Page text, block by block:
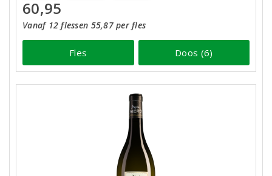
60,95
Vanaf 12 flessen 55,87 per fles
Fles Doos (6)